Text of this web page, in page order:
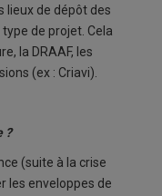
lieux de dépôt des
de projet. Cela
la DRAAF, les
(ex : Criavi).
?
(suite à la crise
les enveloppes de